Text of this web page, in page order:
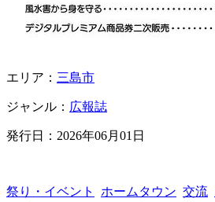
エリア： 三島市
ジャンル： 広報誌
発行日： 2026年06月01日
祭り・イベント ホームタウン 交流